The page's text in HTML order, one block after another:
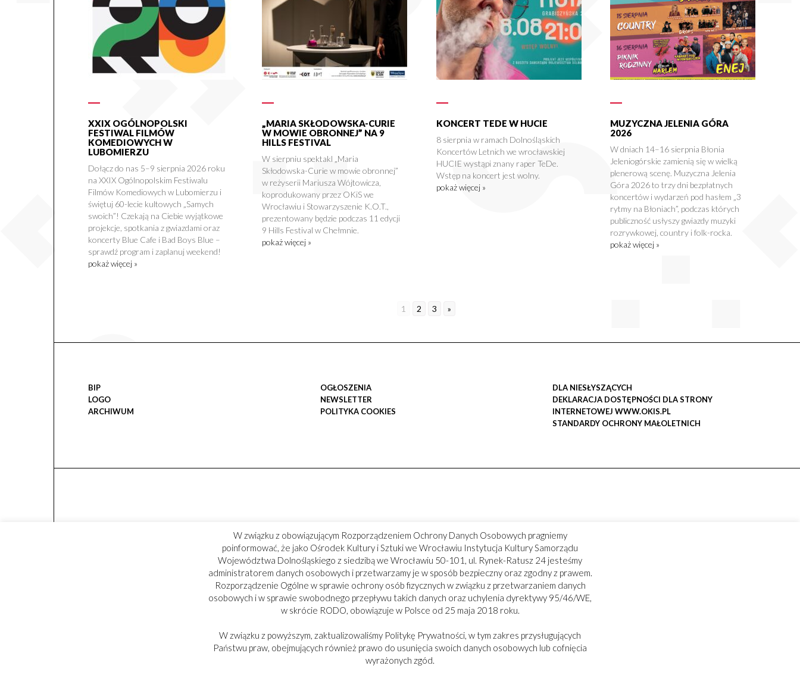
XXIX OGÓLNOPOLSKI
FESTIWAL FILMÓW
KOMEDIOWYCH W
LUBOMIERZU
Dołącz do nas 5–9 sierpnia 2026 roku
na XXIX Ogólnopolskim Festiwalu
Filmów Komediowych w Lubomierzu i
świętuj 60-lecie kultowych „Samych
swoich”! Czekają na Ciebie wyjątkowe
projekcje, spotkania z gwiazdami oraz
koncerty Blue Cafe i Bad Boys Blue –
sprawdź program i zaplanuj weekend!
pokaż więcej »
„MARIA SKŁODOWSKA-CURIE
W MOWIE OBRONNEJ” NA 9
HILLS FESTIVAL
W sierpniu spektakl „Maria
Skłodowska-Curie w mowie obronnej”
w reżyserii Mariusza Wójtowicza,
koprodukowany przez OKiS we
Wrocławiu i Stowarzyszenie K.O.T.,
prezentowany będzie podczas 11 edycji
9 Hills Festival w Chełmnie.
pokaż więcej »
KONCERT TEDE W HUCIE
8 sierpnia w ramach Dolnośląskich
Koncertów Letnich we wrocławskiej
HUCIE wystąpi znany raper TeDe.
Wstęp na koncert jest wolny.
pokaż więcej »
MUZYCZNA JELENIA GÓRA
2026
W dniach 14–16 sierpnia Błonia
Jeleniogórskie zamienią się w wielką
plenerową scenę. Muzyczna Jelenia
Góra 2026 to trzy dni bezpłatnych
koncertów i wydarzeń pod hasłem „3
rytmy na Błoniach”, podczas których
publiczność usłyszy gwiazdy muzyki
rozrywkowej, country i folk-rocka.
pokaż więcej »
1 2 3 »
BIP
LOGO
ARCHIWUM
OGŁOSZENIA
NEWSLETTER
POLITYKA COOKIES
DLA NIESŁYSZĄCYCH
DEKLARACJA DOSTĘPNOŚCI DLA STRONY
INTERNETOWEJ WWW.OKIS.PL
STANDARDY OCHRONY MAŁOLETNICH
W związku z obowiązującym Rozporządzeniem Ochrony Danych Osobowych pragniemy
poinformować, że jako Ośrodek Kultury i Sztuki we Wrocławiu Instytucja Kultury Samorządu
Województwa Dolnośląskiego z siedzibą we Wrocławiu 50-101, ul. Rynek-Ratusz 24 jesteśmy
administratorem danych osobowych i przetwarzamy je w sposób bezpieczny oraz zgodny z prawem.
Rozporządzenie Ogólne w sprawie ochrony osób fizycznych w związku z przetwarzaniem danych
osobowych i w sprawie swobodnego przepływu takich danych oraz uchylenia dyrektywy 95/46/WE,
w skrócie RODO, obowiązuje w Polsce od 25 maja 2018 roku.
W związku z powyższym, zaktualizowaliśmy Politykę Prywatności, w tym zakres przysługujących
Państwu praw, obejmujących również prawo do usunięcia swoich danych osobowych lub cofnięcia
wyrażonych zgód.